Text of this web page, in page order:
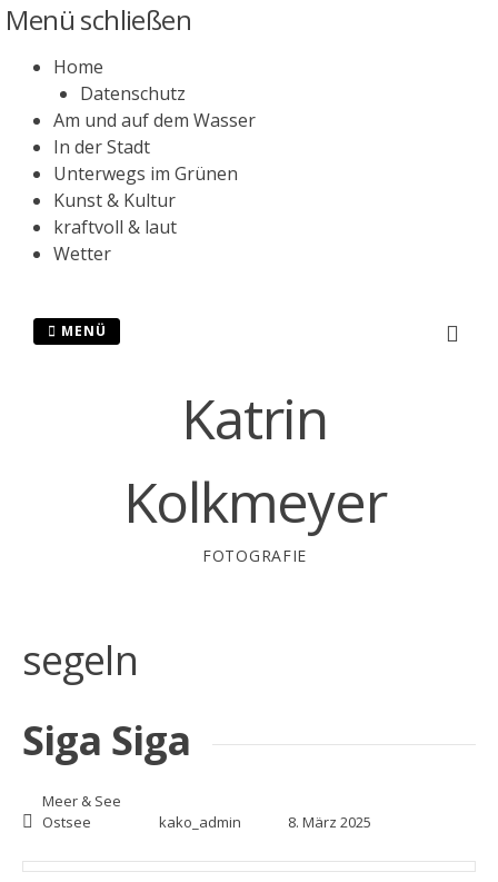
Zum
springen
Menü schließen
Home
Datenschutz
Am und auf dem Wasser
In der Stadt
Unterwegs im Grünen
Kunst & Kultur
kraftvoll & laut
Wetter
Katrin
Kolkmeyer
FOTOGRAFIE
MENÜ
segeln
Siga Siga
Meer & See
Ostsee
kako_admin 8. März 2025